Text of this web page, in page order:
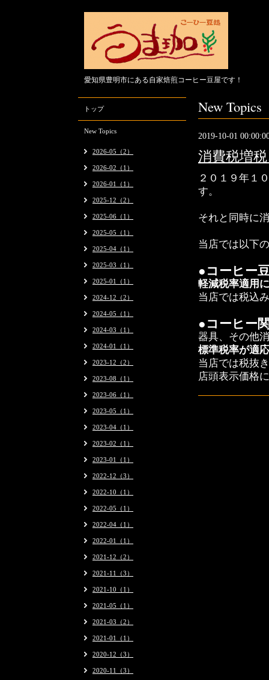
愛知県豊明市にある自家焙煎コーヒー豆屋です！
New Topics
2019-10-01
消費税増
２０１９年１
す。
それと同時に
当店では以下
●コーヒー
軽減税率適用
当店では税込
●コーヒー
器具、その他
標準税率が適
当店では税抜
店頭表示価格
トップ
New Topics
2026-05（2）
2026-02（1）
2026-01（1）
2025-12（2）
2025-06（1）
2025-05（1）
2025-04（1）
2025-03（1）
2025-01（1）
2024-12（2）
2024-05（1）
2024-03（1）
2024-01（1）
2023-12（2）
2023-08（1）
2023-06（1）
2023-05（1）
2023-04（1）
2023-02（1）
2023-01（1）
2022-12（3）
2022-10（1）
2022-05（1）
2022-04（1）
2022-01（1）
2021-12（2）
2021-11（3）
2021-10（1）
2021-05（1）
2021-03（2）
2021-01（1）
2020-12（3）
2020-11（3）